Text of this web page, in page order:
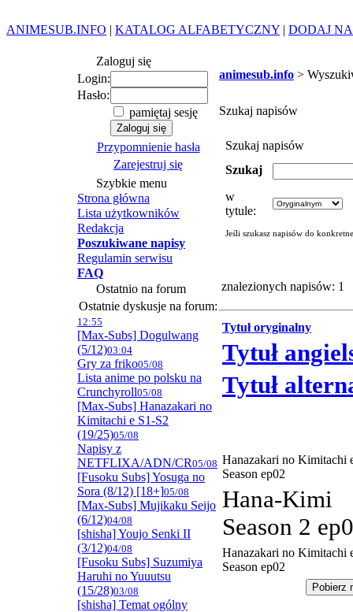
ANIMESUB.INFO | KATALOG ALFABETYCZNY | DODAJ
Zaloguj się
Login:
Hasło:
pamiętaj sesję
Przypomnienie hasła
Zarejestruj się
Szybkie menu
Strona główna
Lista użytkowników
Redakcja
Poszukiwane napisy
Regulamin serwisu
FAQ
Ostatnio na forum
Ostatnie dyskusje na forum:
12:55
[Max-Subs] Dogulwang
(5/12)03:04
Gry za friko05/08
Lista anime po polsku na
Crunchyroll05/08
[Max-Subs] Hanazakari no
Kimitachi e S1-S2
(19/25)05/08
Napisy z
NETFLIXA/ADN/CR05/08
[Fusoku Subs] Yosuga no
Sora (8/12) [18+]05/08
[Max-Subs] Mujikaku Seijo
(6/12)04/08
[shisha] Youjo Senki II
(3/12)04/08
[Fusoku Subs] Suzumiya
Haruhi no Yuuutsu
(15/28)03/08
[shisha] Temat ogólny
animesub.info >
Szukaj napisów
Szukaj napisów
Szukaj
w
tytule:
Jeśli szukasz napisów do
znalezionych napisów: 1
Tytuł oryginalny
Tytuł
Tytuł
Hanazakari no Kimitachi
Season ep02
Hana-Kimi
Season 2
Hanazakari no Kimitachi
Season ep02